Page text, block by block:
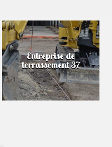
Entreprise de
terrassement 37